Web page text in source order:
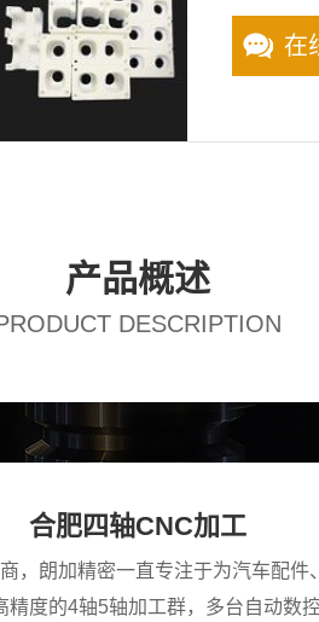
在
产品概述
DESCRIPTION
合肥四轴CNC加工
，朗加精密一直专注于为汽车配
度的4轴5轴加工群，多台自动数